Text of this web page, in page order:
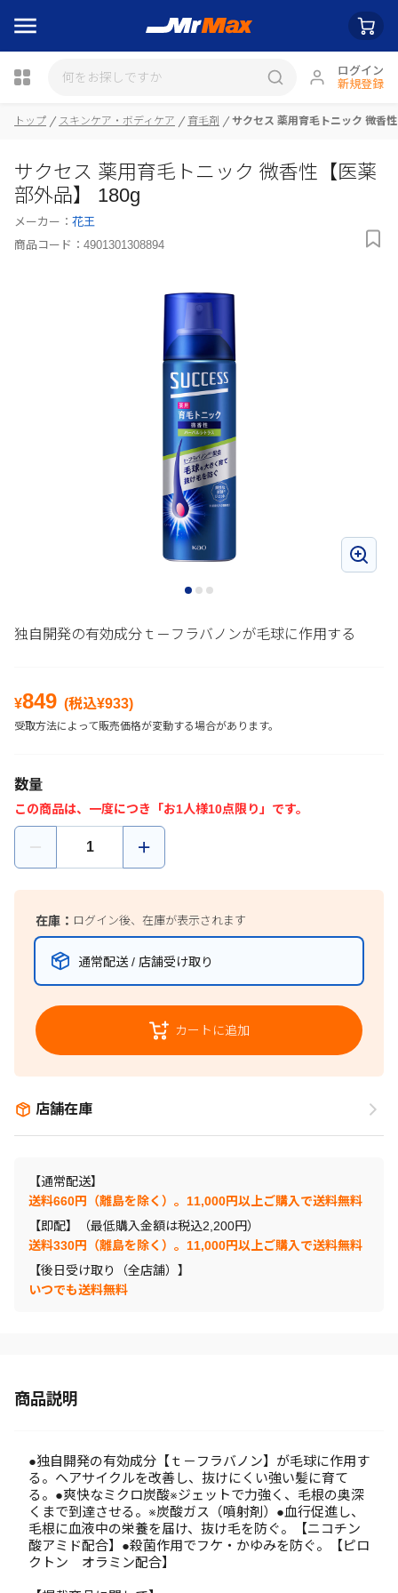
ログイン
新規登録
トップ スキンケア・ボディケア 育毛剤 サクセス 薬用育毛トニック 微香
サクセス 薬用育毛トニック 微香性【医薬
部外品】 180g
メーカー： 花王
商品コード： 4901301308894
独自開発の有効成分ｔ－フラバノンが毛球に作用する
¥849 (税込¥933)
受取方法によって販売価格が変動する場合があります。
数量
この商品は、一度につき「お1人様10点限り」です。
在庫： ログイン後、在庫が表示されます
通常配送 / 店舗受け取り
カートに追加
店舗在庫
【通常配送】
送料660円（離島を除く）。11,000円以上ご購入で送料無料
【即配】（最低購入金額は税込2,200円）
送料330円（離島を除く）。11,000円以上ご購入で送料無料
【後日受け取り（全店舗）】
いつでも送料無料
商品説明
●独自開発の有効成分【ｔ－フラバノン】が毛球に作用す
る。ヘアサイクルを改善し、抜けにくい強い髪に育て
る。●爽快なミクロ炭酸※ジェットで力強く、毛根の奥深
くまで到達させる。※炭酸ガス（噴射剤）●血行促進し、
毛根に血液中の栄養を届け、抜け毛を防ぐ。【ニコチン
酸アミド配合】●殺菌作用でフケ・かゆみを防ぐ。【ピロ
クトン オラミン配合】